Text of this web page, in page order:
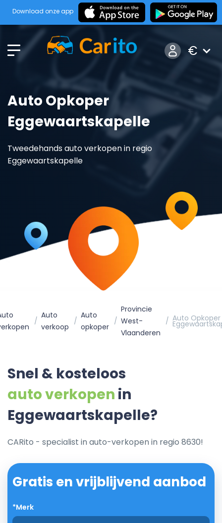
Download onze app
€
Auto Opkoper
Eggewaartskapelle
Tweedehands auto verkopen in regio
Eggewaartskapelle
Auto
verkoop
Auto
opkoper
Provincie
West-
Vlaanderen
Auto Opkoper
Snel & kosteloos
auto verkopen in
Eggewaartskapelle?
CARito - specialist in auto-verkopen in regio 8630!
Gratis en vrijblijvend aanbod
*Merk